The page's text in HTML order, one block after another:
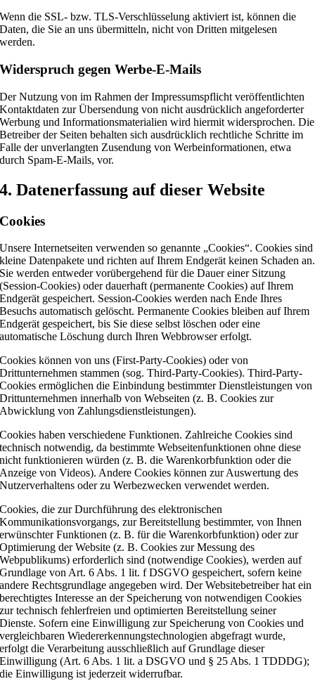
Wenn die SSL- bzw. TLS-Verschlüsselung aktiviert ist, können die
Daten, die Sie an uns übermitteln, nicht von Dritten mitgelesen
werden.
Widerspruch gegen Werbe-E-Mails
Der Nutzung von im Rahmen der Impressumspflicht veröffentlichten
Kontaktdaten zur Übersendung von nicht ausdrücklich angeforderter
Werbung und Informationsmaterialien wird hiermit widersprochen. Die
Betreiber der Seiten behalten sich ausdrücklich rechtliche Schritte im
Falle der unverlangten Zusendung von Werbeinformationen, etwa
durch Spam-E-Mails, vor.
4. Datenerfassung auf dieser Website
Cookies
Unsere Internetseiten verwenden so genannte „Cookies“. Cookies sind
kleine Datenpakete und richten auf Ihrem Endgerät keinen Schaden an.
Sie werden entweder vorübergehend für die Dauer einer Sitzung
(Session-Cookies) oder dauerhaft (permanente Cookies) auf Ihrem
Endgerät gespeichert. Session-Cookies werden nach Ende Ihres
Besuchs automatisch gelöscht. Permanente Cookies bleiben auf Ihrem
Endgerät gespeichert, bis Sie diese selbst löschen oder eine
automatische Löschung durch Ihren Webbrowser erfolgt.
Cookies können von uns (First-Party-Cookies) oder von
Drittunternehmen stammen (sog. Third-Party-Cookies). Third-Party-
Cookies ermöglichen die Einbindung bestimmter Dienstleistungen von
Drittunternehmen innerhalb von Webseiten (z. B. Cookies zur
Abwicklung von Zahlungsdienstleistungen).
Cookies haben verschiedene Funktionen. Zahlreiche Cookies sind
technisch notwendig, da bestimmte Webseitenfunktionen ohne diese
nicht funktionieren würden (z. B. die Warenkorbfunktion oder die
Anzeige von Videos). Andere Cookies können zur Auswertung des
Nutzerverhaltens oder zu Werbezwecken verwendet werden.
Cookies, die zur Durchführung des elektronischen
Kommunikationsvorgangs, zur Bereitstellung bestimmter, von Ihnen
erwünschter Funktionen (z. B. für die Warenkorbfunktion) oder zur
Optimierung der Website (z. B. Cookies zur Messung des
Webpublikums) erforderlich sind (notwendige Cookies), werden auf
Grundlage von Art. 6 Abs. 1 lit. f DSGVO gespeichert, sofern keine
andere Rechtsgrundlage angegeben wird. Der Websitebetreiber hat ein
berechtigtes Interesse an der Speicherung von notwendigen Cookies
zur technisch fehlerfreien und optimierten Bereitstellung seiner
Dienste. Sofern eine Einwilligung zur Speicherung von Cookies und
vergleichbaren Wiedererkennungstechnologien abgefragt wurde,
erfolgt die Verarbeitung ausschließlich auf Grundlage dieser
Einwilligung (Art. 6 Abs. 1 lit. a DSGVO und § 25 Abs. 1 TDDDG);
die Einwilligung ist jederzeit widerrufbar.